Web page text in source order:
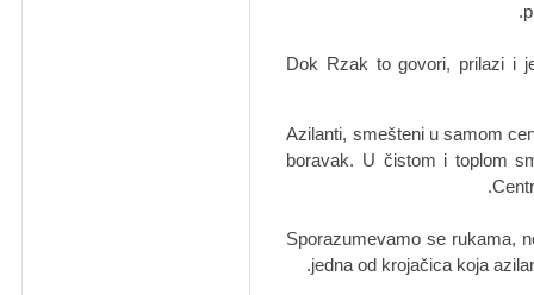
Dok Rzak to govori, prilazi i
Azilanti, smešteni u samom
boravak. U čistom i toplom
- Sporazumevamo se rukama,
jedna od krojačica koja